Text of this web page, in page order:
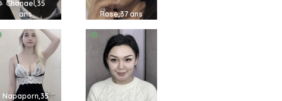
Chanael,35
ans
Rose,37 ans
Napaporn,35